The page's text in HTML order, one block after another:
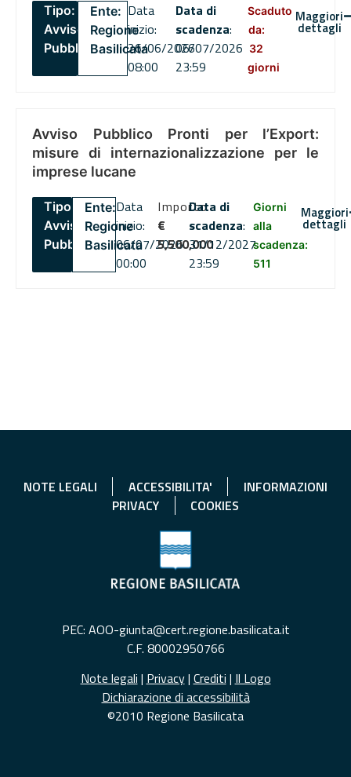
Tipo:
Avviso
Pubblico
Ente:
Regione
Basilicata
Data
inizio:
26/06/2026
08:00
Data di
scadenza:
06/07/2026
23:59
Scaduto
da:
32
giorni
Maggiori
dettagli
Avviso Pubblico Pronti per l’Export:
misure di internazionalizzazione per le
imprese lucane
Tipo:
Avviso
Pubblico
Ente:
Regione
Basilicata
Data
inizio:
06/07/2026
00:00
Importo
€
5,500,000
Data di
scadenza:
31/12/2027
23:59
Giorni
alla
scadenza:
511
Maggiori
dettagli
NOTE LEGALI ACCESSIBILITA'
INFORMAZIONI
PRIVACY
COOKIES
PEC: AOO-giunta@cert.regione.basilicata.it
C.F. 80002950766
Note legali | Privacy| Crediti | Il Logo
Dichiarazione di accessibilità
©2010 Regione Basilicata